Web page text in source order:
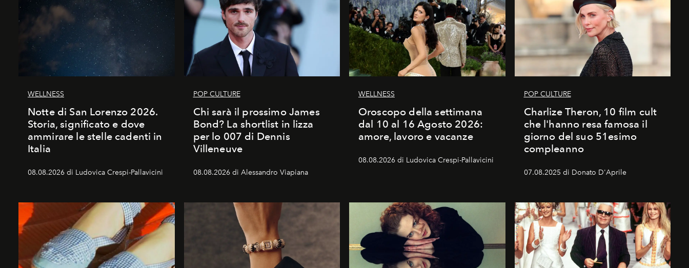
WELLNESS
Notte di San Lorenzo 2026.
Storia, significato e dove
ammirare le stelle cadenti in
Italia
08.08.2026 di Ludovica Crespi-Pallavicini
POP CULTURE
Chi sarà il prossimo James
Bond? La shortlist in lizza
per lo 007 di Dennis
Villeneuve
08.08.2026 di Alessandro Viapiana
WELLNESS
Oroscopo della settimana
dal 10 al 16 Agosto 2026:
amore, lavoro e vacanze
08.08.2026 di Ludovica Crespi-Pallavicini
POP CULTURE
Charlize Theron, 10 film cult
che l'hanno resa famosa il
giorno del suo 51esimo
compleanno
07.08.2025 di Donato D'Aprile